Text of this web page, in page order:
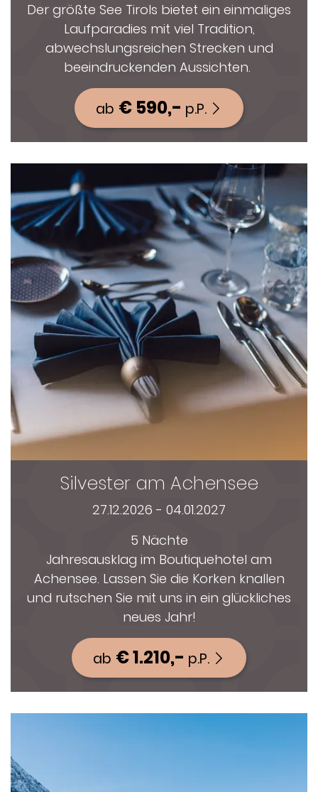
Der größte See Tirols bietet ein einmaliges
Laufparadies mit viel Tradition,
abwechslungsreichen Strecken und
beeindruckenden Aussichten.
ab € 590,- p.P.
Silvester am Achensee
27.12.2026 - 04.01.2027
5 Nächte
Jahresausklag im Boutiquehotel am
Achensee. Lassen Sie die Korken knallen
und rutschen Sie mit uns in ein glückliches
neues Jahr!
ab € 1.210,- p.P.